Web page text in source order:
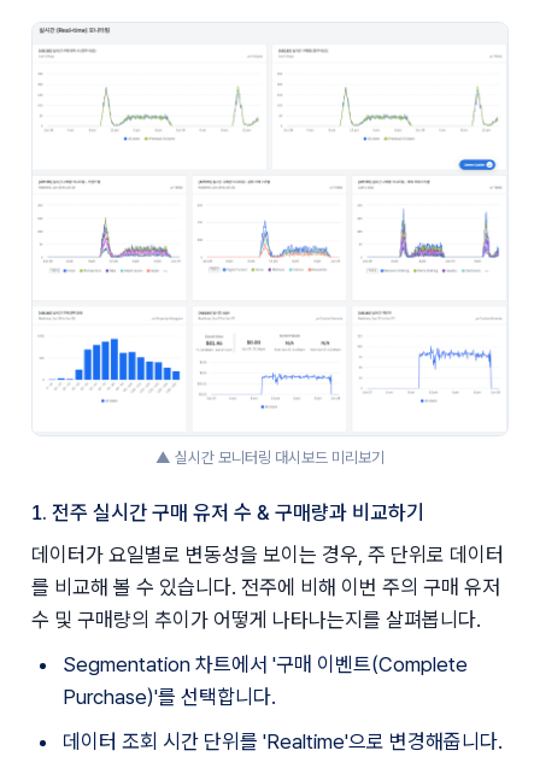
▲ 실시간 모니터링 대시보드 미리보기
1. 전주 실시간 구매 유저 수 & 구매량과 비교하기
데이터가 요일별로 변동성을 보이는 경우, 주 단위로 데이터
를 비교해 볼 수 있습니다. 전주에 비해 이번 주의 구매 유저
수 및 구매량의 추이가 어떻게 나타나는지를 살펴봅니다.
Segmentation 차트에서 '구매 이벤트(Complete
Purchase)'를 선택합니다.
데이터 조회 시간 단위를 'Realtime'으로 변경해줍니다.